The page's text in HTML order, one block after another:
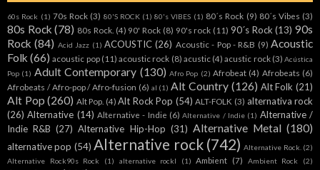
60s Rock (1) 70s Rock (3) 80'S ROCK (1) 80's VIBES (1) 80´s Rock (9) 80´s Vibes (3)
80s Rock (78) 80s Rock. (4) 90' Rock (8) 90's rock (11) 90´s Rock (13) 90s
Rock (84) Acid Jazz (1) ACOUSTIC (26) Acoustic - Pop - R&B (9) Acoustic
Folk (66) acoustic pop (11) acoustic rock (8) acustic (4) acustic rock (3) Acústica
Pop (1) Adult Contemporary (130) Afro Pop (2) Afrobeat (4) Afrobeats (6)
Afrobeats / Afro-pop / Afro-fusion (6) al (1) Alt Country (126) Alt Folk (21)
Alt Pop (260) Alt Pop. (4) Alt Rock Pop (54) ALT-FOLK (3) alternativa rock
(26) Alternative (14) Alternative - Indie (6) Alternative / Indie (1) Alternative /
Indie R&B (27) Alternative Hip-Hop (31) Alternative Metal (180)
alternative pop (54) Alternative rock (742) Alternative Rock. (2)
Alternative Rock90s Rock
(1) alternative rockl (1) Ambient (7) Ambient Rock (2)